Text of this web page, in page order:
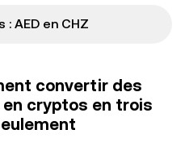
: AED en CHZ
convertir des
cryptos en trois